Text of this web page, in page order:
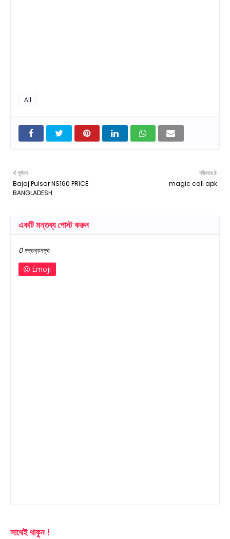
All
নবীনতর
magic call apk
পূর্বতন
Bajaj Pulsar NS160 PRICE
BANGLADESH
একটি মন্তব্য পোস্ট করুন
0 মন্তব্যসমূহ
Emoji
সাথেই থাকুন !